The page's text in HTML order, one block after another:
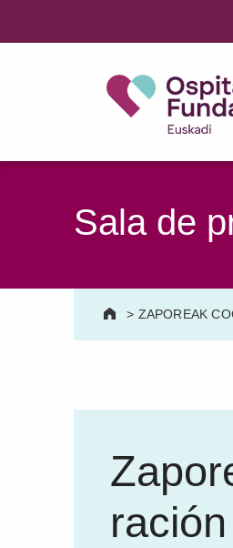
Sala de
> ZAPOREAK